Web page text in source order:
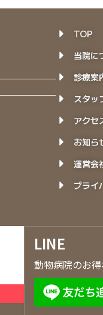
TOP
当院に
診療案
スタッ
アクセ
お知ら
運営会
プライ
LINE
動物病院のお